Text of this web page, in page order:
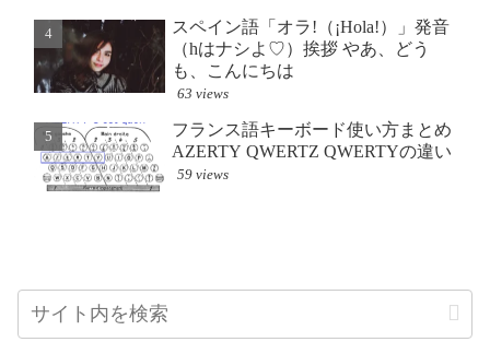
スペイン語「オラ!（¡Hola!）」発音
（hはナシよ♡）挨拶 やあ、どう
も、こんにちは
63 views
フランス語キーボード使い方まとめ
AZERTY QWERTZ QWERTYの違い
59 views
ラテンアメリカとは（
など）
フランス語キーボード
フランス語 挨拶（１
ボンジュー（ル）！な
スペイン語「オラ!（
（hはナシよ♡）挨拶